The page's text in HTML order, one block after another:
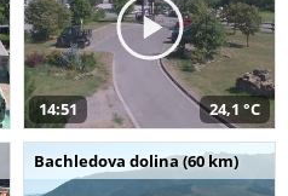
14:51 24,1 °C
Bachledova dolina (60 km)